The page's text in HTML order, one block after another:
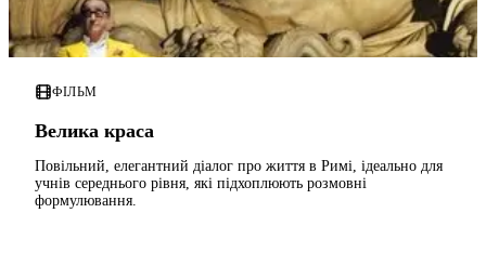
ФІЛЬМ
Велика краса
Повільний, елегантний діалог про життя в Римі, ідеально для
учнів середнього рівня, які підхоплюють розмовні
формулювання.